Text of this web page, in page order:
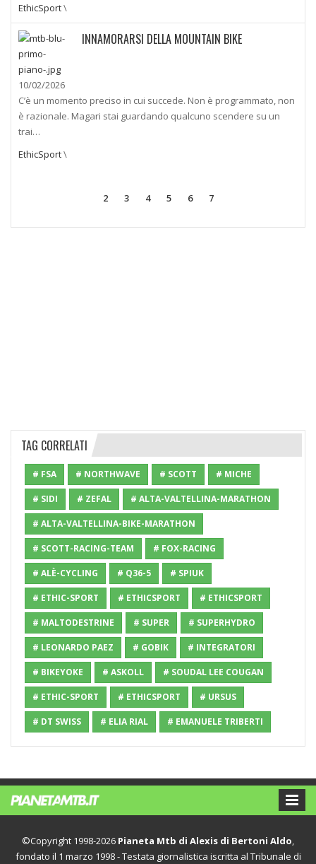
EthicSport\
INNAMORARSI DELLA MOUNTAIN BIKE
10/02/2026
C’è un momento preciso in cui succede. Non è programmato, non
è razionale. Magari stai guardando qualcuno scendere su un
trai…
EthicSport\
2 3 4 5 6 7
TAG CORRELATI
# FSA # NORTHWAVE # SCOTT # MICHE
# SIDI # ZEFAL # ALTA-VALTELLINA-MARATHON
# ALTA-VALTELLINA-BIKE-MARATHON
# SCOTT-RACING-TEAM # FOX-RACING
# ALÈ-CYCLING # Q36-5 # SPIUK
# ETHIC-SPORT # ETHICSPORT # ETHICSPORT
# MALTODESTRINE # SUPER # SUPERHYDRO
# LEONARDO PAEZ # GOBIK # INTEGRATORI
# BIKEYOKE # ASKOLL # SOUDAL LEE COUGAN
# ETHIC-SPORT # ETHICSPORT # URSUS
# DT SWISS # ELIA RIAL # EMANUELE TRIBERTI
©Copyright 1998-2026 Pianeta Mtb di Alexis di Bertoni Aldo
fondato il 1 marzo 1998 - Testata giornalistica iscritta al Tribunale di